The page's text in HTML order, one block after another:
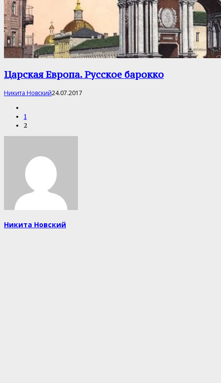
Царская Европа. Русское барокко
Никита Новский24.07.2017
1
2
Никита Новский